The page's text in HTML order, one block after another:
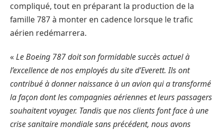
compliqué, tout en préparant la production de la
famille 787 à monter en cadence lorsque le trafic
aérien redémarrera.
«Le Boeing 787 doit son formidable succès actuel à
l’excellence de nos employés du site d’Everett. Ils ont
contribué à donner naissance à un avion qui a transformé
la façon dont les compagnies aériennes et leurs passagers
souhaitent voyager. Tandis que nos clients font face à une
crise sanitaire mondiale sans précédent, nous avons